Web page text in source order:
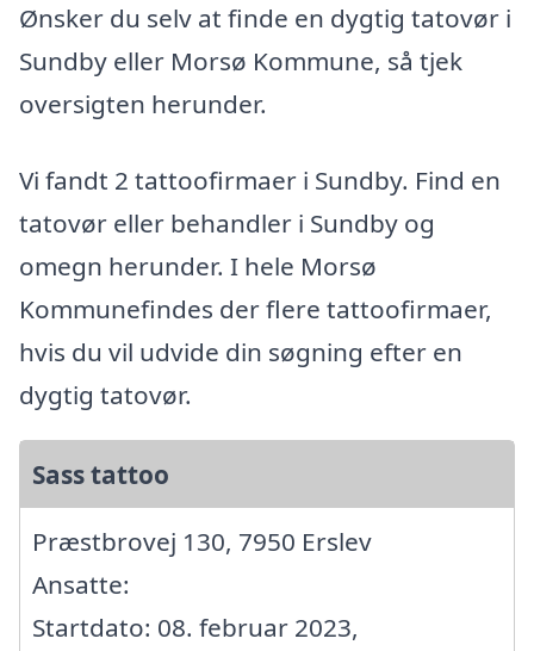
Ønsker du selv at finde en dygtig tatovør i
Sundby eller Morsø Kommune, så tjek
oversigten herunder.
Vi fandt 2 tattoofirmaer i Sundby. Find en
tatovør eller behandler i Sundby og
omegn herunder. I hele Morsø
Kommunefindes der flere tattoofirmaer,
hvis du vil udvide din søgning efter en
dygtig tatovør.
Sass tattoo
Præstbrovej 130, 7950 Erslev
Ansatte:
Startdato: 08. februar 2023,